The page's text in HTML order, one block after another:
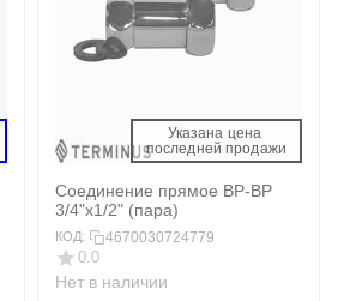
Указана цена
последней продажи
Соединение прямое ВР-ВР
3/4"х1/2" (пара)
КОД: 4670030724779
0.0
Нет в наличии